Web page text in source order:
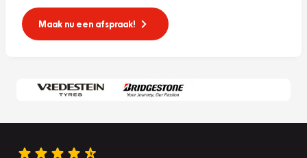
Maak nu een afspraak!